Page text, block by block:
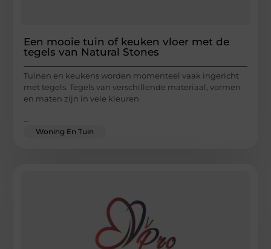
Een mooie tuin of keuken vloer met de
tegels van Natural Stones
Tuinen en keukens worden momenteel vaak ingericht
met tegels. Tegels van verschillende materiaal, vormen
en maten zijn in vele kleuren
Woning En Tuin